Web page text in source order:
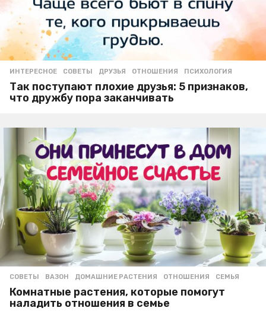
ИНТЕРЕСНОЕ ,СОВЕТЫ ДРУЗЬЯ ,ОТНОШЕНИЯ ,ПСИХОЛОГИЯ
Так поступают плохие друзья: 5 признаков,
что дружбу пора заканчивать
СОВЕТЫ ВАЗОН ,ДОМАШНИЕ РАСТЕНИЯ ,ОТНОШЕНИЯ ,СЕМЬЯ
Комнатные растения, которые помогут
наладить отношения в семье